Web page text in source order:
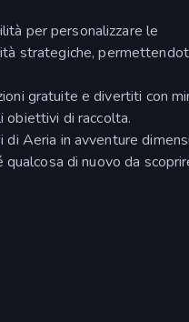
per personalizzare le
strategiche,
gratuite e divertiti con
obiettivi di raccolta.
Aeria in avventure
di nuovo da